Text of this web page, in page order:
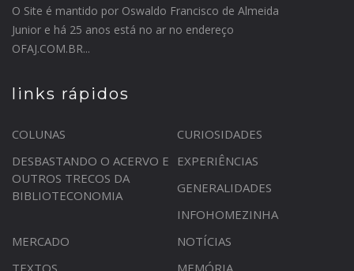
O Site é mantido por Oswaldo Francisco de Almeida
Junior e há 25 anos está no ar no endereço
OFAJ.COM.BR...
links rápidos
COLUNAS
CURIOSIDADES
DESBASTANDO O ACERVO E
OUTROS TRECOS DA
BIBLIOTECONOMIA
EXPERIÊNCIAS
GENERALIDADES
INFOHOMEZINHA
MERCADO
NOTÍCIAS
TEXTOS
MEMÓRIA